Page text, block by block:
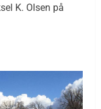
K. Olsen på